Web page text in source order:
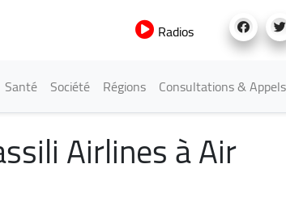
Radios
Santé Société Régions Consultations &
Airlines à Air